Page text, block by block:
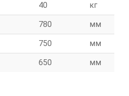
40 кг
780 мм
750 мм
650 мм